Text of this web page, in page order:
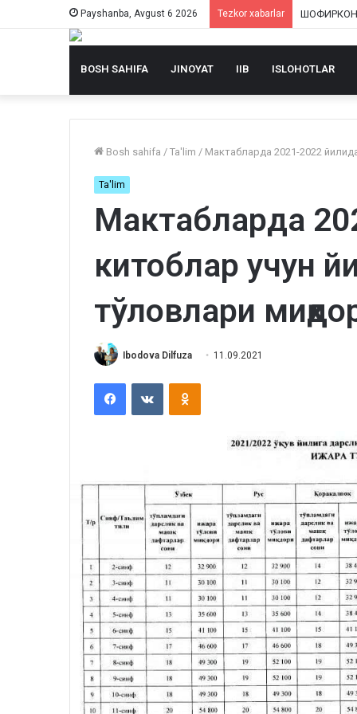
Payshanba, Avgust 6 2026 Tezkor xabarlar
BOSH SAHIFA JINOYAT IIB ISLOHOTLAR
Bosh sahifa / Ta'lim / Мактабларда 2021-2022
Ta'lim
Мактабларда
китоблар учун
тўловлари
Ibodova Dilfuza 11.09.2021